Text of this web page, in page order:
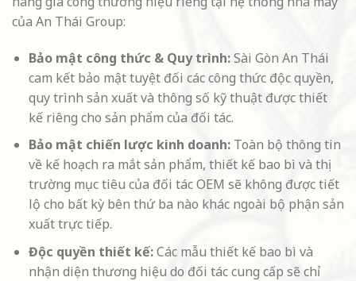
của An Thái Group:
Bảo mật công thức & Quy trình:Sài Gòn An Thái
cam kết bảo mật tuyệt đối các công thức độc quyền,
quy trình sản xuất và thông số kỹ thuật được thiết
kế riêng cho sản phẩm của đối tác.
Bảo mật chiến lược kinh doanh:Toàn bộ thông tin
về kế hoạch ra mắt sản phẩm, thiết kế bao bì và thị
trường mục tiêu của đối tác OEM sẽ không được tiết
lộ cho bất kỳ bên thứ ba nào khác ngoài bộ phận sản
xuất trực tiếp.
Độc quyền thiết kế:Các mẫu thiết kế bao bì và
nhận diện thương hiệu do đối tác cung cấp sẽ chỉ